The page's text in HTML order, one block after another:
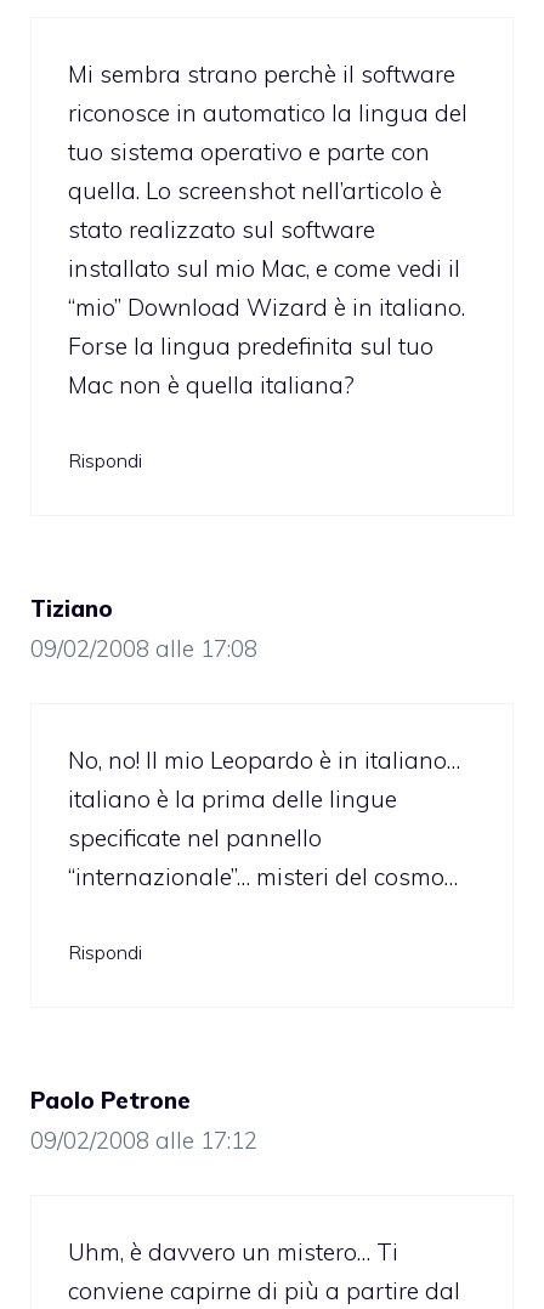
Mi sembra strano perchè il software
riconosce in automatico la lingua del
tuo sistema operativo e parte con
quella. Lo screenshot nell’articolo è
stato realizzato sul software
installato sul mio Mac, e come vedi il
“mio” Download Wizard è in italiano.
Forse la lingua predefinita sul tuo
Mac non è quella italiana?
Rispondi
Tiziano
09/02/2008 alle 17:08
No, no! Il mio Leopardo è in italiano…
italiano è la prima delle lingue
specificate nel pannello
“internazionale”… misteri del cosmo…
Rispondi
Paolo Petrone
09/02/2008 alle 17:12
Uhm, è davvero un mistero… Ti
conviene capirne di più a partire dal